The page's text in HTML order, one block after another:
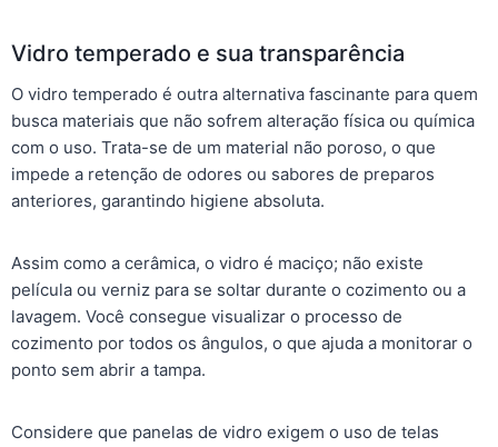
Vidro temperado e sua transparência
O vidro temperado é outra alternativa fascinante para quem
busca materiais que não sofrem alteração física ou química
com o uso. Trata-se de um material não poroso, o que
impede a retenção de odores ou sabores de preparos
anteriores, garantindo higiene absoluta.
Assim como a cerâmica, o vidro é maciço; não existe
película ou verniz para se soltar durante o cozimento ou a
lavagem. Você consegue visualizar o processo de
cozimento por todos os ângulos, o que ajuda a monitorar o
ponto sem abrir a tampa.
Considere que panelas de vidro exigem o uso de telas